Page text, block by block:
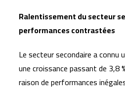
Ralentissement du secteur
performances contrastées
Le secteur secondaire a connu
une croissance passant de 3,8
raison de performances